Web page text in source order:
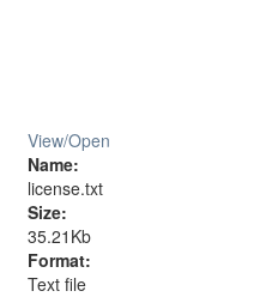
View/Open
Name:
license.txt
Size:
35.21Kb
Format:
Text file